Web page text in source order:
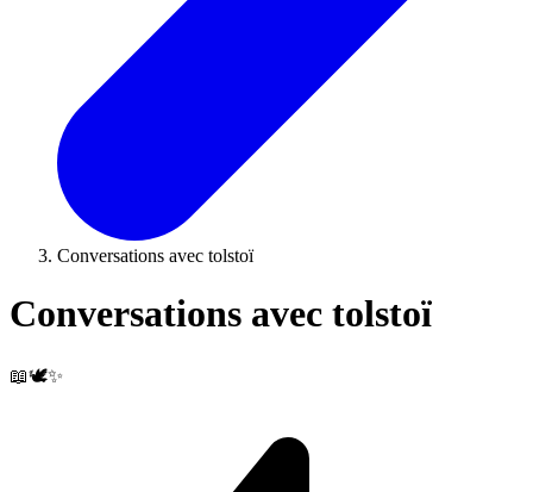
Conversations avec tolstoï
Conversations avec tolstoï
📖🕊️✨